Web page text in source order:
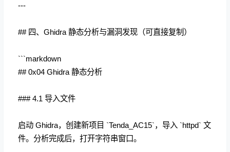
---
## 四、Ghidra 静态分析与漏洞发现（可直接复制）
```markdown
## 0x04 Ghidra 静态分析
### 4.1 导入文件
启动 Ghidra，创建新项目 `Tenda_AC15`，导入 `httpd` 文
件。分析完成后，打开字符串窗口。